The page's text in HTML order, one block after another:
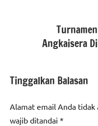
Angkaisera
Tinggalkan Balasan
Alamat email Anda tidak
wajib ditandai *